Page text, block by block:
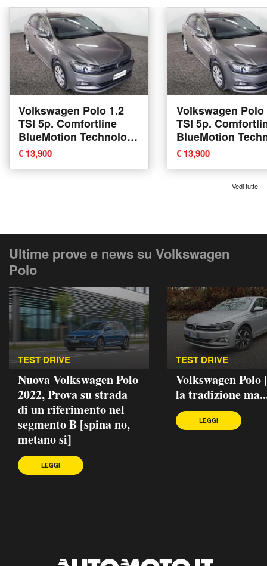
Volkswagen Polo 1.2
TSI 5p. Comfortline
BlueMotion Technology
del 2020 usata a Empoli
€ 13,900
Volkswagen Polo
TSI 5p.
BlueMotion
del 2020 usata a
€ 13,900
Vedi tutte
Ultime prove e news su Volkswagen
Polo
TEST DRIVE
Nuova Volkswagen Polo
2022, Prova su strada
di un riferimento nel
segmento B [spina no,
metano si]
LEGGI
TEST DRIVE
Volkswagen Polo
la tradizione
LEGGI